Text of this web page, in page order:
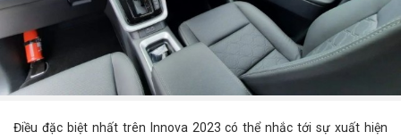
Điều đặc biệt nhất trên Innova 2023 có thể nhắc tới sự xuất hiện